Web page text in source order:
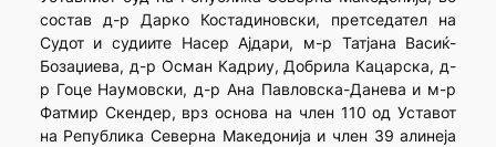
состав д-р Дарко Костадиновски, претседател на
Судот и судиите Насер Ајдари, м-р Татјана Васиќ-
Бозаџиева, д-р Осман Кадриу, Добрила Кацарска, д-
р Гоце Наумовски, д-р Ана Павловска-Данева и м-р
Фатмир Скендер, врз основа на член 110 од Уставот
на Република Северна Македонија и член 39 алинеја